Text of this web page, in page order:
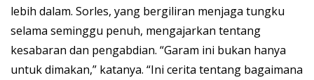
lebih dalam. Sorles, yang bergiliran menjaga tungku
selama seminggu penuh, mengajarkan tentang
kesabaran dan pengabdian. “Garam ini bukan hanya
untuk dimakan,” katanya. “Ini cerita tentang bagaimana